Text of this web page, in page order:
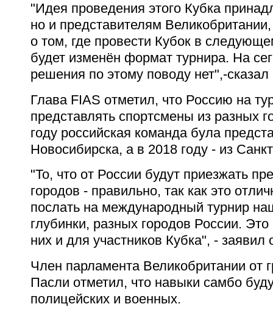
"Идея проведения этого Кубка
но и представителям
о том, где провести Кубок в
будет изменён формат турнира. На
решения по этому поводу нет",-сказал
Глава FIAS отметил, что Россию на
представлять спортсмены из разных
году российская команда була
Новосибирска, а в 2018 году - из
"То, что от России будут приезжать
городов - правильно, так как это
послать на международный турнир
глубинки, разных городов России.
них и для участников Кубка", - заявил
Член парламента Великобритании от
Пасли отметил, что навыки самбо
полицейских и военных.